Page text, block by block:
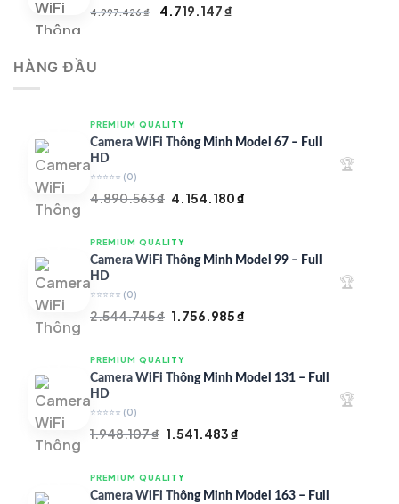
4.997.426₫
Giá
4.719.147₫
HÀNG ĐẦU
PREMIUM QUALITY
Camera WiFi Thông Minh Model 67 – Full
HD
⭐⭐⭐⭐⭐ (0)
4.890.563₫ Giá
là:
4.890.563 ₫.
4.154.180₫
là:
🏆
PREMIUM QUALITY
Camera WiFi Thông Minh Model 99 – Full
HD
⭐⭐⭐⭐⭐ (0)
2.544.745₫ Giá
là:
2.544.745 ₫.
1.756.985₫
là:
🏆
PREMIUM QUALITY
Camera WiFi Thông Minh Model 131 – Full
HD
⭐⭐⭐⭐⭐ (0)
1.948.107₫ Giá
là:
1.948.107 ₫.
1.541.483₫
là:
🏆
PREMIUM QUALITY
Camera WiFi Thông Minh Model 163 – Full